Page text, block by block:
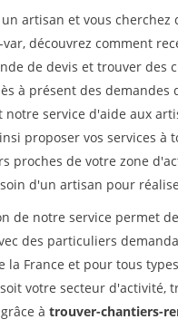
un artisan et vous cherchez
découvrez comment
de devis et trouver des
à présent des demandes
notre service d'aide aux
proposer vos services à
proches de votre zone
d'un artisan pour
de notre service permet
des particuliers
la France et pour tous
votre secteur d'activité,
à trouver-chantiers-